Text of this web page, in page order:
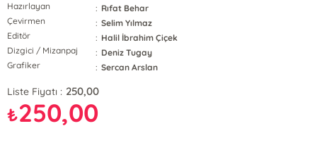
Hazırlayan : Rıfat Behar
Çevirmen
: Selim Yılmaz
Editör
: Halil İbrahim Çiçek
Dizgici / Mizanpaj
: Deniz Tugay
Grafiker
: Sercan Arslan
Liste Fiyatı : 250,00
₺250,00